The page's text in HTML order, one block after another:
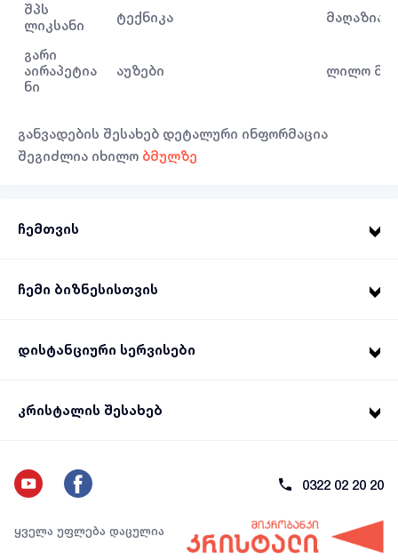
შპს
ლიკსანი
ტექნიკა მაღაზია
გარი
აირაპეტია
ნი
აუზები ლილო
განვადების შესახებ დეტალური ინფორმაცია
შეგიძლია იხილო ბმულზე
ჩემთვის
ჩემი ბიზნესისთვის
დისტანციური სერვისები
კრისტალის შესახებ
0322 02 20 20
ყველა უფლება დაცულია